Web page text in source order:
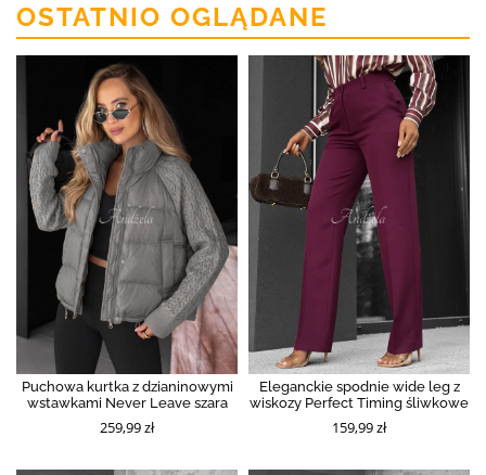
OSTATNIO OGLĄDANE
Puchowa kurtka z dzianinowymi
wstawkami Never Leave szara
259,99 zł
Eleganckie spodnie wide leg z
wiskozy Perfect Timing śliwkowe
159,99 zł